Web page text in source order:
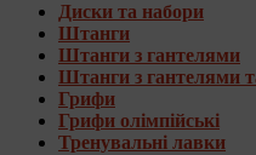
Диски та набори
Штанги
Штанги з гантелями
Штанги з гантелями
Грифи
Грифи олімпійські
Тренувальні лавки